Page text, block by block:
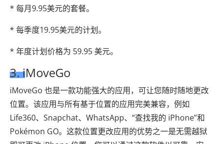
* 每月9.95美元的套餐。
* 每季度19.95美元的计划。
* 年度计划价格为 59.95 美元。
3. iMoveGo
iMoveGo 也是一款功能强大的应用，可让您随时随地更改
位置。该应用与所有基于位置的应用完美兼容，例如
Life360、Snapchat、WhatsApp、“查找我的 iPhone”和
Pokémon GO。这款位置更改应用的优势之一是无需越狱